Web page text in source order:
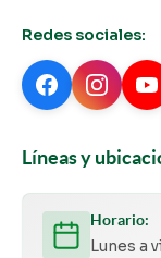
Redes sociales:
Líneas y
Horario:
Lunes a